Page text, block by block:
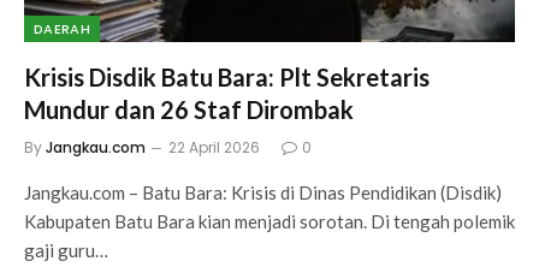
DAERAH
Krisis Disdik Batu Bara: Plt Sekretaris
Mundur dan 26 Staf Dirombak
ByJangkau.com 22 April 2026 0
Jangkau.com – Batu Bara: Krisis di Dinas Pendidikan (Disdik)
Kabupaten Batu Bara kian menjadi sorotan. Di tengah polemik
gaji guru…